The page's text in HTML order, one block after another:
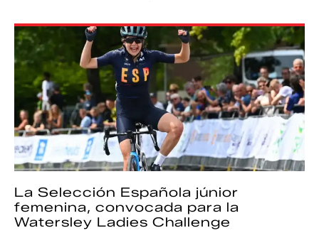
La Selección Española júnior
femenina, convocada para la
Watersley Ladies Challenge